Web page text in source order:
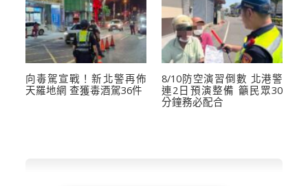
向毒駕宣戰！新北警再佈
天羅地網 查獲毒酒駕36件
8/10防空演習倒數 北港警
連2日預演整備 籲民眾30
分鐘務必配合